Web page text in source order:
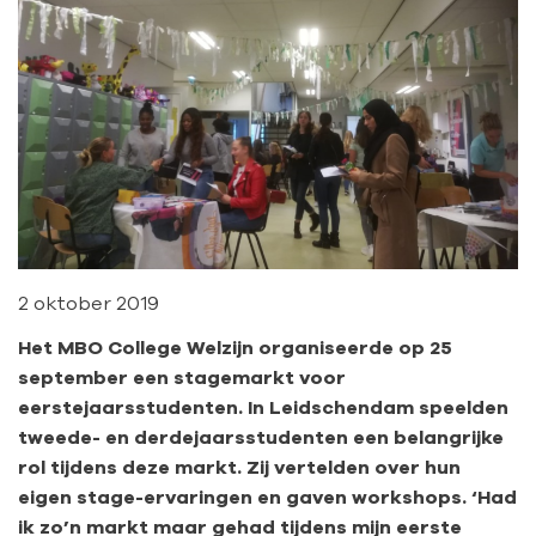
2 oktober 2019
Het MBO College Welzijn organiseerde op 25
september een stagemarkt voor
eerstejaarsstudenten. In Leidschendam speelden
tweede- en derdejaarsstudenten een belangrijke
rol tijdens deze markt. Zij vertelden over hun
eigen stage-ervaringen en gaven workshops. ‘Had
ik zo’n markt maar gehad tijdens mijn eerste